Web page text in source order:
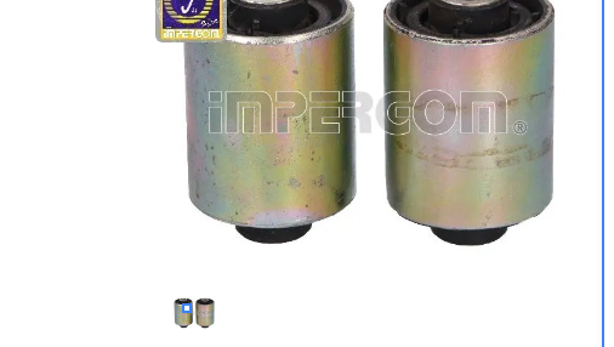
REMKOMPLEKTS, NEATK. BALSTIEKĀRTAS